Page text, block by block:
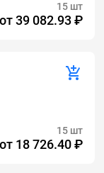
15 шт
от39 082.93 ₽
15 шт
от 18 726.40 ₽